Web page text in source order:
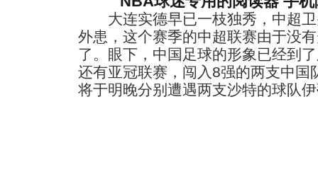
大连实德早已一枝独秀，中超卫
外患，这个赛季的中超联赛由于没
了。眼下，中国足球的形象已经到
还有亚冠联赛，闯入8强的两支中国
将于明晚分别遭遇两支沙特的球队